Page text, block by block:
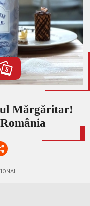
5
Mărgăritar!